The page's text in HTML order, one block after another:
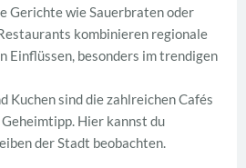
Gerichte wie Sauerbraten oder
kombinieren regionale
Einflüssen, besonders im trendigen
Kuchen sind die zahlreichen Cafés
Hier kannst du
der Stadt beobachten.